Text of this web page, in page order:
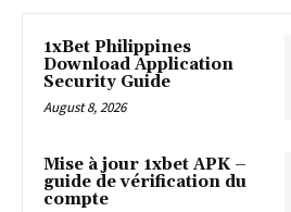
1xBet Philippines
Download Application
Security Guide
August 8, 2026
Mise à jour 1xbet APK –
guide de vérification du
compte